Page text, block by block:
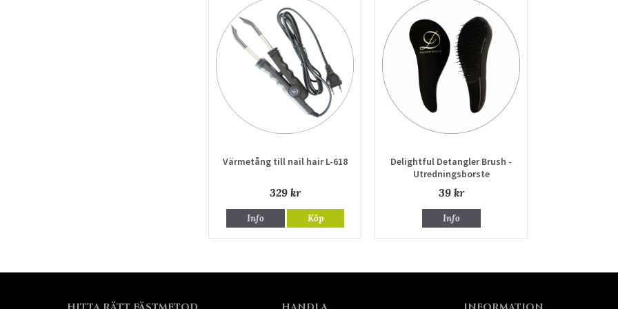
Värmetång till nail hair L-618
329 kr
Info Köp
Delightful Detangler Brush -
Utredningsborste
39 kr
Info